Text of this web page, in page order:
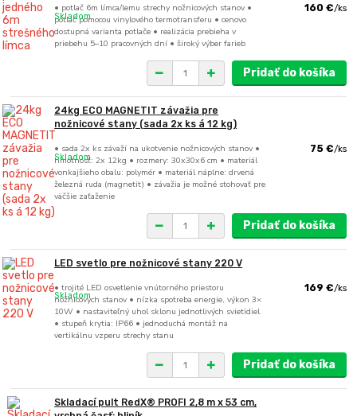
• potlač 6m límca/lemu strechy nožnicových stanov •
potlač pomocou vinylového termotransferu • cenovo
dostupná varianta potlače • realizácia prebieha v
priebehu 5–10 pracovných dní • široký výber farieb
160 €/ks
Skladom
Pridať do košíka
24kg ECO MAGNETIT závažia pre
nožnicové stany (sada 2x ks á 12 kg)
• sada 2x ks závaží na ukotvenie nožnicových stanov •
hmotnosť: 2x 12kg • rozmery: 30x30x6 cm • materiál
vonkajšieho obalu: polymér • materiál náplne: drvená
železná ruda (magnetit) • závažia je možné stohovať pre
väčšie zaťaženie
75 €/ks
Skladom
Pridať do košíka
LED svetlo pre nožnicové stany 220 V
• trojité LED osvetlenie vnútorného priestoru
nožnicových stanov • nízka spotreba energie, výkon 3×
10W • nastaviteľný uhol sklonu jednotlivých svietidiel
• stupeň krytia: IP66 • jednoduchá montáž na
vertikálnu vzperu strechy stanu
169 €/ks
Skladom
Pridať do košíka
Skladací pult RedX® PROFI 2,8 m x 53 cm,